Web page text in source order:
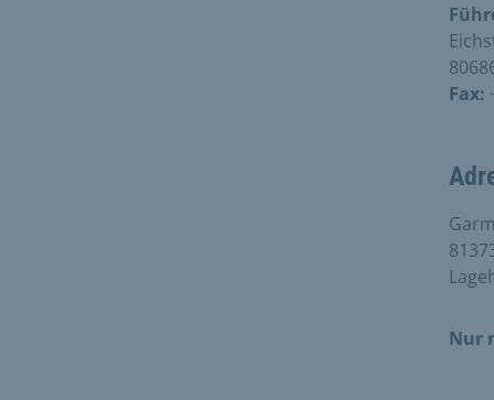
Fax:
Nur